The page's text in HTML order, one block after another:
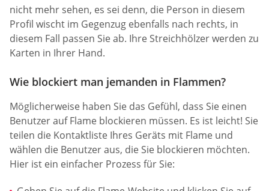
nicht mehr sehen, es sei denn, die Person in diesem
Profil wischt im Gegenzug ebenfalls nach rechts, in
diesem Fall passen Sie ab. Ihre Streichhölzer werden zu
Karten in Ihrer Hand.
Wie blockiert man jemanden in Flammen?
Möglicherweise haben Sie das Gefühl, dass Sie einen
Benutzer auf Flame blockieren müssen. Es ist leicht! Sie
teilen die Kontaktliste Ihres Geräts mit Flame und
wählen die Benutzer aus, die Sie blockieren möchten.
Hier ist ein einfacher Prozess für Sie: